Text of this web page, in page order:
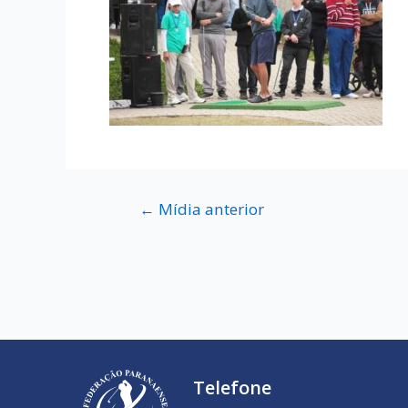
← Mídia anterior
Telefone